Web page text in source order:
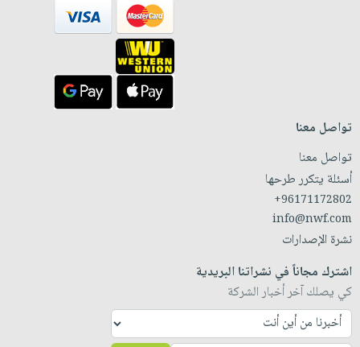
تواصل معنا
تواصل معنا
أسئلة يتكرر طرحها
+96171172802
info@nwf.com
نشرة الإصدارات
اشترك مجاناً في نشراتنا البريدية
كي يصلك آخر أخبار الشركة